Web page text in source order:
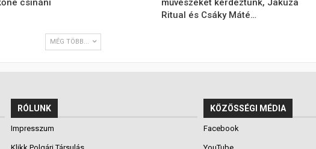
csináni
művészeket kérdeztünk, Jakuza
Ritual és Csáky Máté…
MÉG TÖBB...
RÓLUNK
Impresszum
KÖZÖSSÉGI MÉDIA
Facebook